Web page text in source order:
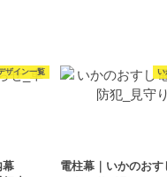
ザイン一覧
幕
い
電柱幕｜いかのおす